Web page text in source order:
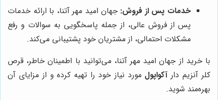
خدمات پس از فروش: جهان امید مهر آتنا، با ارائه خدمات
پس از فروش عالی، از جمله پاسخگویی به سوالات و رفع
مشکلات احتمالی، از مشتریان خود پشتیبانی می‌کند.
با خرید از جهان امید مهر آتنا، می‌توانید با اطمینان خاطر، قرص
کلر آنزیم دارآکواپول مورد نیاز خود را تهیه کرده و از مزایای آن
بهره‌مند شوید.